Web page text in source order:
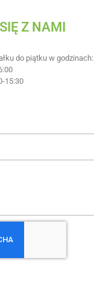
Z NAMI
do piątku w godzinach:
15:30